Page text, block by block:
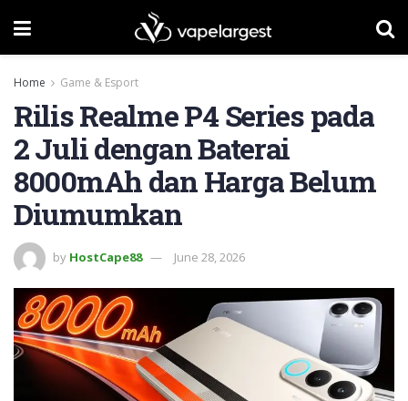
Home Game & Esport
Rilis Realme P4 Series pada
2 Juli dengan Baterai
8000mAh dan Harga Belum
Diumumkan
by HostCape88 June 28, 2026